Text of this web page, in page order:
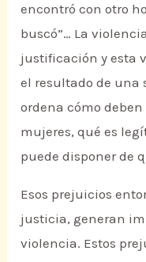
encontró con otro
buscó”… La
justificación y esta
el resultado de
ordena cómo
mujeres, qué es
puede disponer de
Esos prejuicios
justicia, generan
violencia. Estos